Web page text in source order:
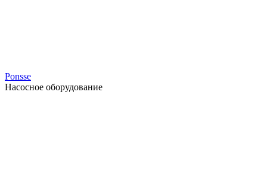
Ponsse
Насосное оборудование